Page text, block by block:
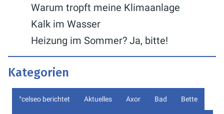
Warum tropft meine Klimaanlage
Kalk im Wasser
Heizung im Sommer? Ja, bitte!
Kategorien
°celseo berichtet Aktuelles Axor Bad Bette